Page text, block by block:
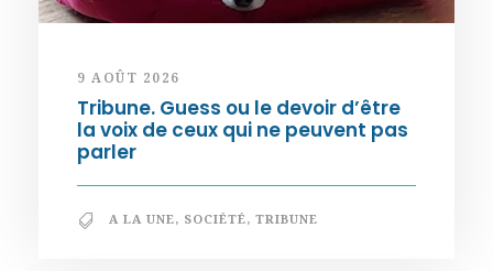
9 AOÛT 2026
Tribune. Guess ou le devoir d’être
la voix de ceux qui ne peuvent pas
parler
A LA UNE, SOCIÉTÉ, TRIBUNE